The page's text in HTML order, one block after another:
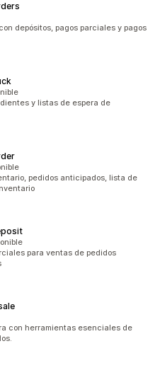
depósitos, pagos parciales y pagos
y listas de espera de
pedidos anticipados, lista de
para ventas de pedidos
con herramientas esenciales de